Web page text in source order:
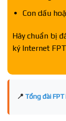
Con dấu
Hãy chuẩn bị
ký Internet
📍 Tổng đài